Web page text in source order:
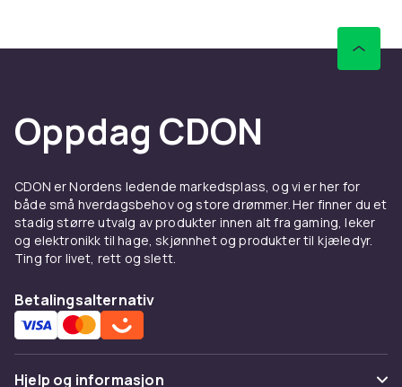
Å kjøpe brukte spillprodukter er ikke bare
nytt reduserer produksjonen av nytt materiale
og forlenger produktenes levetid.
alltid stand og fullstendighet. Spill i
originalemballasje (CIB) med manual er mest
verdifulle. Løse spill uten emballasje er billigere
men gir den samme spillopplevelsen.
brukte spillprodukter til konkurransedyktige
priser. Å kjøpe brukt er et smart valg – du
sparer penger og bidrar til mer bærekraftig
Oppdag CDON
CDON er Nordens ledende markedsplass, og vi er her for
både små hverdagsbehov og store drømmer. Her finner du et
stadig større utvalg av produkter innen alt fra gaming, leker
og elektronikk til hage, skjønnhet og produkter til kjæledyr.
Ting for livet, rett og slett.
Betalingsalternativ
Hjelp og informasjon